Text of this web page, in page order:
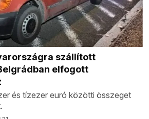
szállított
elfogott
és tízezer euró közötti összeget